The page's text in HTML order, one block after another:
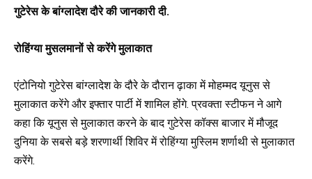
गुटेरेस के बांग्लादेश दौरे की जानकारी दी.
रोहिंग्या मुसलमानों से करेंगे मुलाकात
एंटोनियो गुटेरेस बांग्लादेश के दौरे के दौरान ढ़ाका में मोहम्मद यूनुस से
मुलाकात करेंगे और इफ्तार पार्टी में शामिल होंगे. प्रवक्ता स्टीफन ने आगे
कहा कि यूनुस से मुलाकात करने के बाद गुटेरेस कॉक्स बाजार में मौजूद
दुनिया के सबसे बड़े शरणार्थी शिविर में रोहिंग्या मुस्लिम शर्णाथी से मुलाकात
करेंगे.